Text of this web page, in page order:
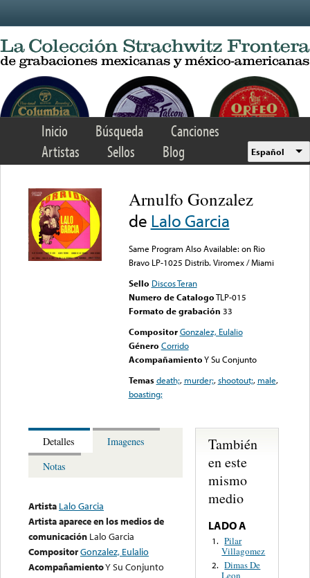
Inicio Búsqueda
Canciones
Artistas
Sellos Blog Español
Arnulfo Gonzalez
de Lalo Garcia
Same Program Also Available: on Rio
Bravo LP-1025 Distrib. Viromex / Miami
Sello Discos Teran
Numero de CatalogoTLP-015
Formato de grabación 33
Compositor Gonzalez, Eulalio
Género Corrido
AcompañamientoY Su Conjunto
Temas death;, murder;,shootout;, male,
boasting;
Detalles
Imagenes
Notas
Artista Lalo Garcia
Artista aparece en los medios de
comunicación Lalo Garcia
CompositorGonzalez, Eulalio
AcompañamientoY Su Conjunto
También
en este
mismo
medio
LADO A
1. Pilar
Villagomez
2. Dimas De
Leon